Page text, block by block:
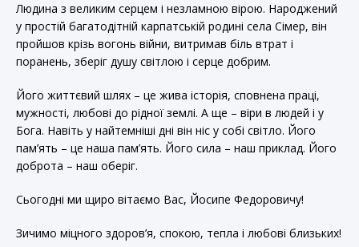
Людина з великим серцем і незламною вірою. Народжений
у простій багатодітній карпатській родині села Сімер, він
пройшов крізь вогонь війни, витримав біль втрат і
поранень, зберіг душу світлою і серце добрим.
Його життєвий шлях – це жива історія, сповнена праці,
мужності, любові до рідної землі. А ще – віри в людей і у
Бога. Навіть у найтемніші дні він ніс у собі світло. Його
пам’ять – це наша пам’ять. Його сила – наш приклад. Його
доброта – наш оберіг.
Сьогодні ми щиро вітаємо Вас, Йосипе Федоровичу!
Зичимо міцного здоров’я, спокою, тепла і любові близьких!